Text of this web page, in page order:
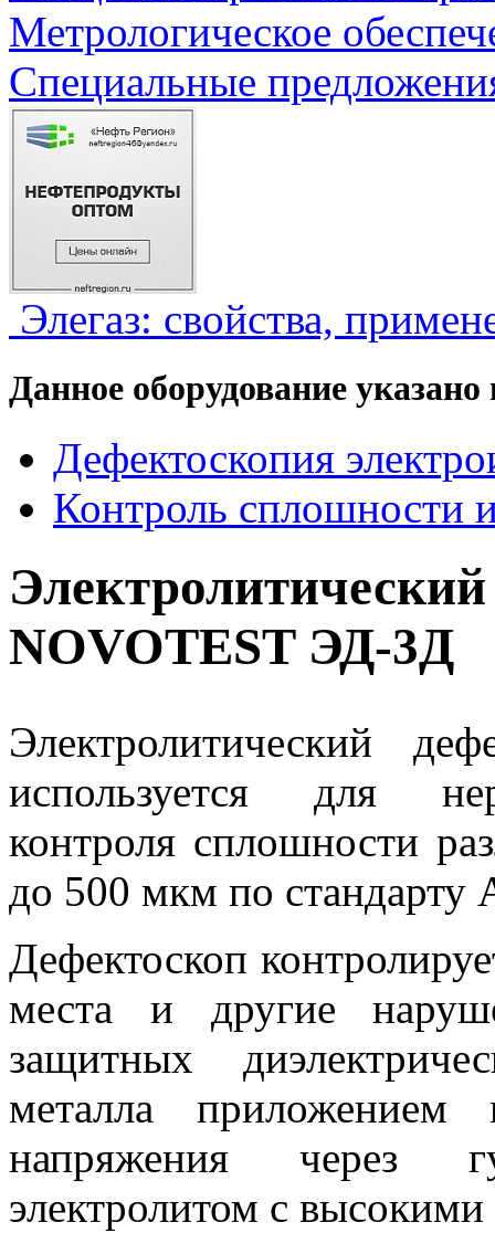
Метрологическое
Специальные
Элегаз: свойства,
Данное оборудование
Дефектоскопия
Контроль сплошности
NOVOTEST ЭД-3Д
Электролитический
используется для
контроля сплошности
до 500 мкм по стандарту
Дефектоскоп
места и другие
защитных
металла приложением
напряжения через
электролитом с